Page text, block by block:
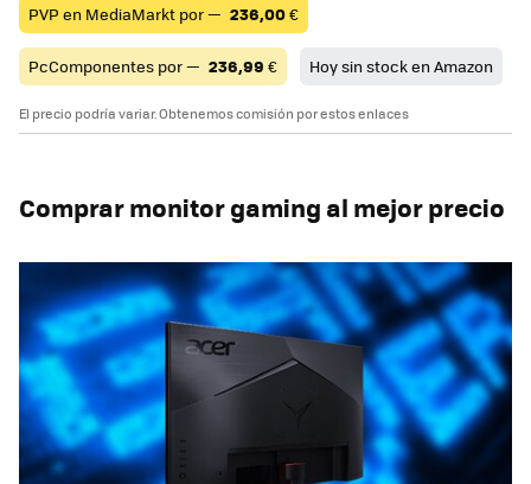
PVP en MediaMarkt por — 236,00€
PcComponentes por — 236,99 € Hoy sin stock en Amazon
El precio podría variar. Obtenemos comisión por estos enlaces
Comprar monitor gaming al mejor precio